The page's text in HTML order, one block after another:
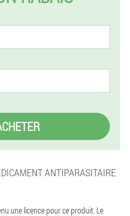
ANTIPARASITAIRE
une licence pour ce produit. Le